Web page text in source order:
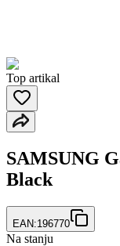
Top artikal
SAMSUNG
Black
EAN:196770
Na stanju